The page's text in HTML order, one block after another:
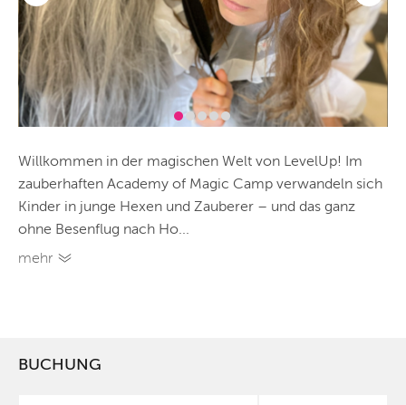
Willkommen in der magischen Welt von LevelUp! Im
zauberhaften Academy of Magic Camp verwandeln sich
Kinder in junge Hexen und Zauberer – und das ganz
ohne Besenflug nach Ho...
mehr
BUCHUNG